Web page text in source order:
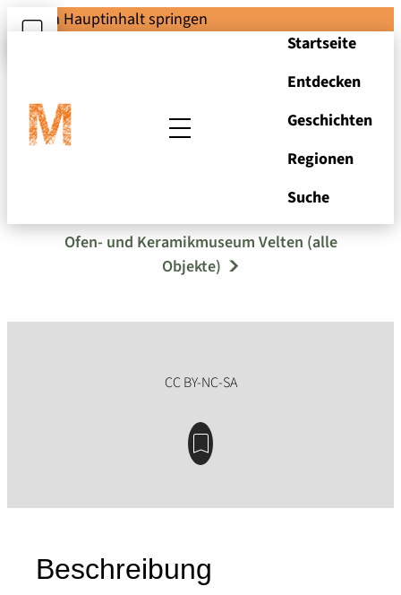
Zum Hauptinhalt springen
Startseite
Entdecken
Geschichten
Regionen
Suche
Brüstungsfüllung
Ofen- und Keramikmuseum Velten (alle
Objekte)
Beschreibung